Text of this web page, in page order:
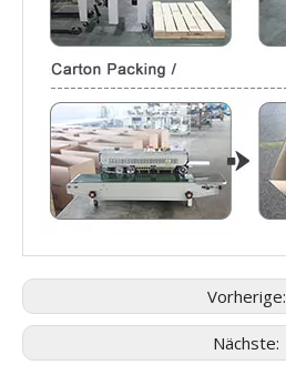
Vorherige:
Nächste: